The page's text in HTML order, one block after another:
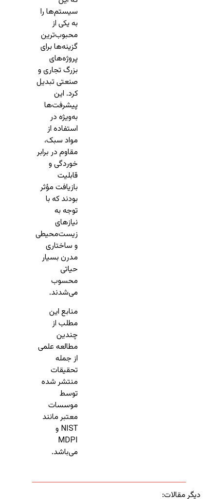
سیستم‌ها را
به یکی از
محبوب‌ترین
گزینه‌ها برای
پروژه‌های
بزرگ تجاری و
صنعتی تبدیل
کرد. این
پیشرفت‌ها
به‌ویژه در
استفاده از
مواد سبک،
مقاوم در برابر
خوردگی و
قابلیت
بازیافت مؤثر
بودند که با
توجه به
نیازهای
زیست‌محیطی
و ساختاری
مدرن بسیار
حیاتی
محسوب
می‌شدند.
منابع این
مطلب از
چندین
مطالعه علمی
از جمله
تحقیقات
منتشر شده
توسط
موسسات
معتبر مانند
NIST و
MDPI
می‌باشد.
دیگر مقالات: